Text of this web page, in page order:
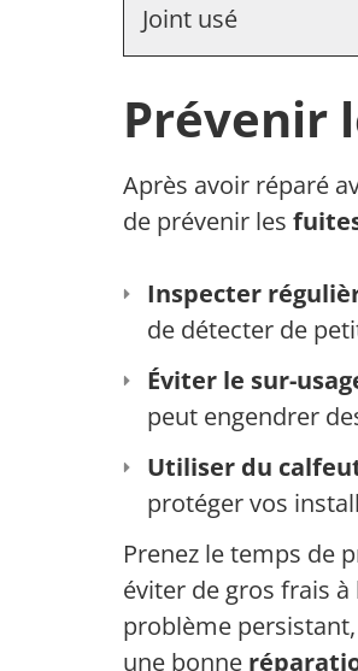
Joint usé
Prévenir
Après avoir réparé
de prévenir les
Inspecter
de détecter de
Éviter le sur-
peut engendrer
Utiliser du
protéger vos
Prenez le temps de
éviter de gros frais
problème
une bonne